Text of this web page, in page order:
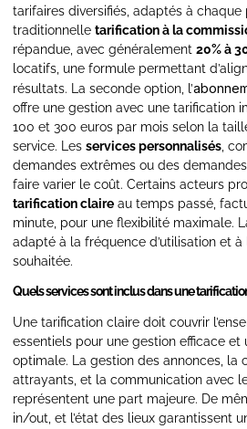
tarifaires diversifiés, adaptés à
traditionnelle tarification à la
répandue, avec généralement 20% à
locatifs, une formule permettant
résultats. La seconde option, l’
offre une gestion avec une tarification
100 et 300 euros par mois selon la
service. Les services personnalisés ,
demandes extrêmes ou des
faire varier le coût. Certains acteurs
tarification claire au temps passé,
minute, pour une flexibilité maximale.
adapté à la fréquence d’utilisation et à
souhaitée.
Quels services sont inclus dans une
Une tarification claire doit couvrir
essentiels pour une gestion efficace et
optimale. La gestion des annonces, la
attrayants, et la communication avec
représentent une part majeure. De
in/out, et l’état des lieux garantissent